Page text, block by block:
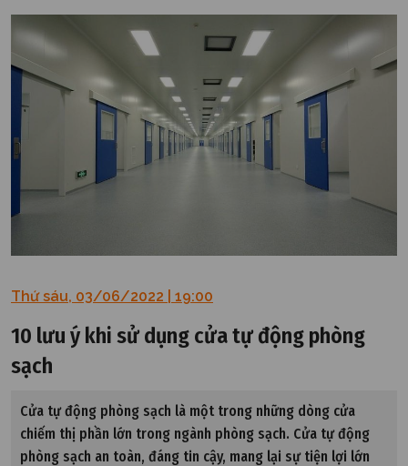
Thứ sáu, 03/06/2022 | 19:00
10 lưu ý khi sử dụng cửa tự động phòng
sạch
Cửa tự động phòng sạch là một trong những dòng cửa
chiếm thị phần lớn trong ngành phòng sạch. Cửa tự động
phòng sạch an toàn, đáng tin cậy, mang lại sự tiện lợi lớn